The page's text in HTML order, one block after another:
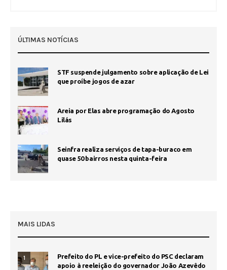
ÚLTIMAS NOTÍCIAS
STF suspende julgamento sobre aplicação de Lei
que proíbe jogos de azar
Areia por Elas abre programação do Agosto
Lilás
Seinfra realiza serviços de tapa-buraco em
quase 50 bairros nesta quinta-feira
MAIS LIDAS
1
Prefeito do PL e vice-prefeito do PSC declaram
apoio à reeleição do governador João Azevêdo